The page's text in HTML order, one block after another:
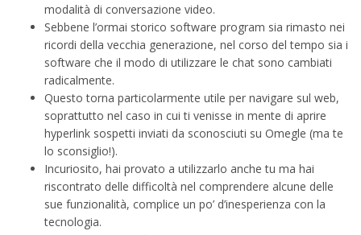
modalità di conversazione video.
Sebbene l’ormai storico software program sia rimasto nei
ricordi della vecchia generazione, nel corso del tempo sia i
software che il modo di utilizzare le chat sono cambiati
radicalmente.
Questo torna particolarmente utile per navigare sul web,
soprattutto nel caso in cui ti venisse in mente di aprire
hyperlink sospetti inviati da sconosciuti su Omegle (ma te
lo sconsiglio!).
Incuriosito, hai provato a utilizzarlo anche tu ma hai
riscontrato delle difficoltà nel comprendere alcune delle
sue funzionalità, complice un po’ d’inesperienza con la
tecnologia.